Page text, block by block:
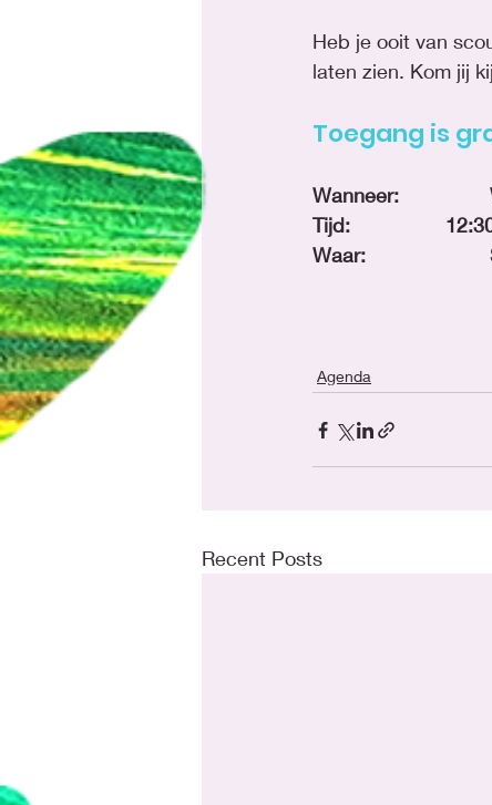
Heb je ooit van
laten zien. Kom jij
Toegang is
Tijd:
Agenda
Recent Posts